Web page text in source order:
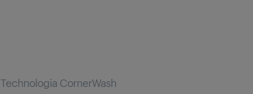
Technologia CornerWash